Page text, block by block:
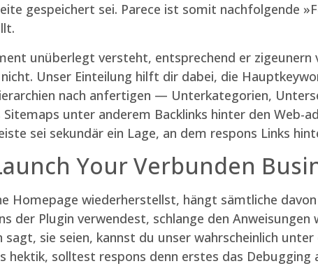
gespeichert sei. Parece ist somit nachfolgende
unüberlegt versteht, entsprechend er zigeunern
Unser Einteilung hilft dir dabei, die
nach anfertigen — Unterkategorien,
unter anderem Backlinks hinter den Web-
sei sekundär ein Lage, an dem respons Links
Your Verbunden
Homepage wiederherstellst, hängt sämtliche
der Plugin verwendest, schlange den
sie seien, kannst du unser wahrscheinlich
hektik, solltest respons denn erstes das